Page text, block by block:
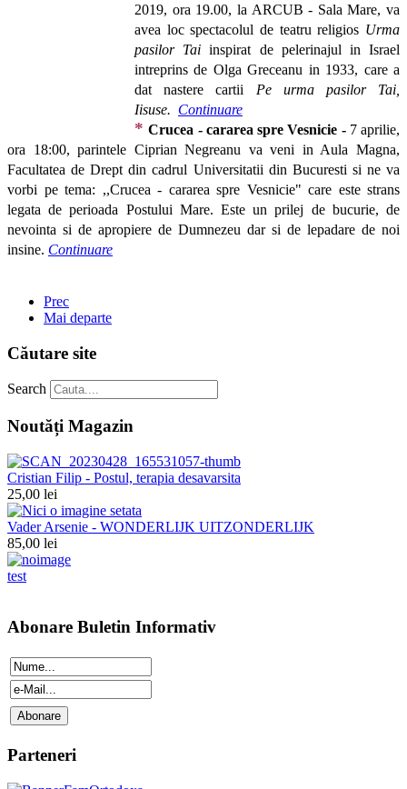
2019, ora 19.00, la ARCUB - Sala Mare, va
avea loc spectacolul de teatru religios Urma
pasilor Tai inspirat de pelerinajul in Israel
intreprins de Olga Greceanu in 1933, care a
dat nastere cartii Pe urma pasilor Tai,
Iisuse. Continuare
*Crucea - cararea spre Vesnicie - 7 aprilie,
ora 18:00, parintele Ciprian Negreanu va veni in Aula Magna,
Facultatea de Drept din cadrul Universitatii din Bucuresti si ne va
vorbi pe tema: ,,Crucea - cararea spre Vesnicie" care este strans
legata de perioada Postului Mare. Este un prilej de bucurie, de
nevointa si de apropiere de Dumnezeu dar si de lepadare de noi
insine. Continuare
Prec
Mai departe
Căutare site
Search
Noutăți Magazin
Cristian Filip - Postul, terapia desavarsita
25,00 lei
Vader Arsenie - WONDERLIJK UITZONDERLIJK
85,00 lei
test
Abonare Buletin Informativ
Parteneri